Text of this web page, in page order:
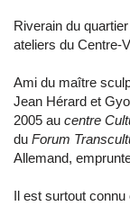
Riverain du
ateliers du Centre-
Ami du maître
Jean Hérard et
2005 au centre
du Forum
Allemand,
Il est surtout connu